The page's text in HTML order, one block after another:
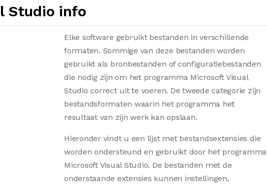
Studio info
Elke software gebruikt bestanden in verschillende
formaten. Sommige van deze bestanden worden
gebruikt als bronbestanden of configuratiebestanden
die nodig zijn om het programma Microsoft Visual
Studio correct uit te voeren. De tweede categorie zijn
bestandsformaten waarin het programma het
resultaat van zijn werk kan opslaan.
Hieronder vindt u een lijst met bestandsextensies die
worden ondersteund en gebruikt door het programma
Microsoft Visual Studio. De bestanden met de
onderstaande extensies kunnen instellingen,